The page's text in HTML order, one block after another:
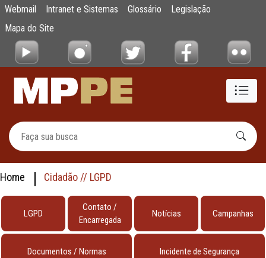
Pular para o Conteúdo principal
testes
Webmail Intranet e Sistemas Glossário
Legislação
Mapa do Site
Home Cidadão // LGPD
LGPD
Contato /
Encarregada
Notícias Campanhas
Documentos / Normas Incidente de Segurança